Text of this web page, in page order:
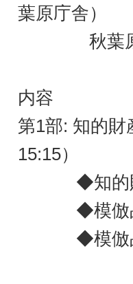
葉原庁舎）
秋葉原駅
内容
第1部: 知的
15:15）
◆知的財
◆模倣品
◆模倣品